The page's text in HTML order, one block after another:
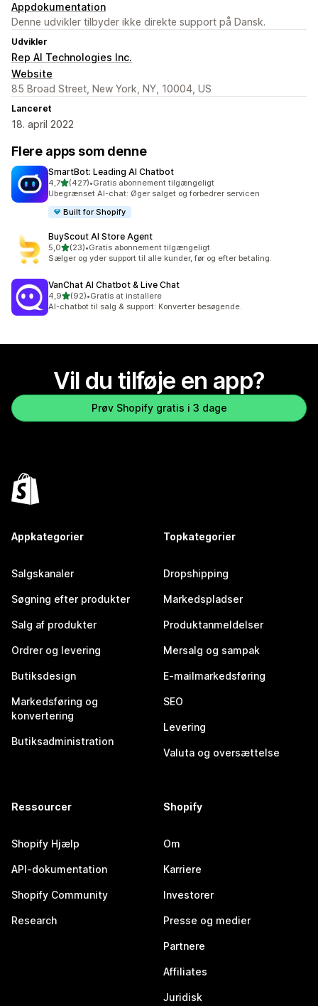
Appdokumentation
Denne udvikler tilbyder ikke direkte support på Dansk.
Udvikler
Rep AI Technologies Inc.
Website
85 Broad Street, New York, NY, 10004, US
Lanceret
18. april 2022
Flere apps som denne
SmartBot: Leading AI Chatbot
4,7ud af 5 stjerner
(427)
427 anmeldelser i alt
•Gratis abonnement tilgængeligt
Ubegrænset AI-chat: Øger salget og forbedrer servicen
Built for Shopify
BuyScout AI Store Agent
5,0ud af 5 stjerner
(23)
23 anmeldelser i alt
•Gratis abonnement tilgængeligt
Sælger og yder support til alle kunder, før og efter betaling.
VanChat AI Chatbot & Live Chat
4,9ud af 5 stjerner
(92)
92 anmeldelser i alt
•Gratis at installere
AI-chatbot til salg & support: Konverter besøgende.
Vil du tilføje en app?
Prøv Shopify gratis i 3 dage
Appkategorier
Salgskanaler
Søgning efter produkter
Salg af produkter
Ordrer og levering
Butiksdesign
Markedsføring og
konvertering
Butiksadministration
Topkategorier
Dropshipping
Markedspladser
Produktanmeldelser
Mersalg og sampak
E-mailmarkedsføring
SEO
Levering
Valuta og oversættelse
Ressourcer
Shopify Hjælp
API-dokumentation
Shopify Community
Research
Shopify
Om
Karriere
Investorer
Presse og medier
Partnere
Affiliates
Juridisk